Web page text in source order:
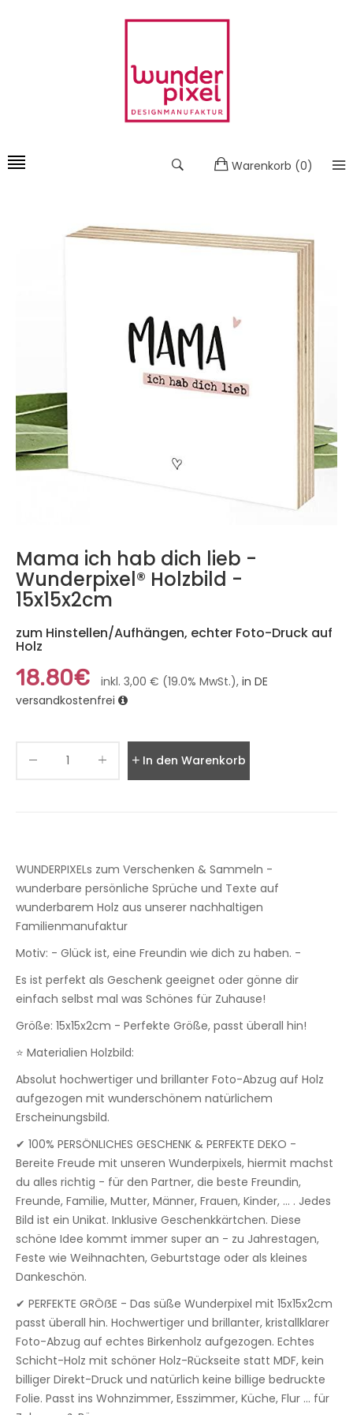
Warenkorb (0)
Mama ich hab dich lieb -
Wunderpixel® Holzbild -
15x15x2cm
zum Hinstellen/Aufhängen, echter Foto-Druck auf
Holz
18.80€ inkl. 3,00 € (19.0% MwSt.), in DE
versandkostenfrei
In den Warenkorb legen
WUNDERPIXELs zum Verschenken & Sammeln -
wunderbare persönliche Sprüche und Texte auf
wunderbarem Holz aus unserer nachhaltigen
Familienmanufaktur
Motiv: - Glück ist, eine Freundin wie dich zu haben. -
Es ist perfekt als Geschenk geeignet oder gönne dir
einfach selbst mal was Schönes für Zuhause!
Größe: 15x15x2cm - Perfekte Größe, passt überall hin!
⭐ Materialien Holzbild:
Absolut hochwertiger und brillanter Foto-Abzug auf Holz
aufgezogen mit wunderschönem natürlichem
Erscheinungsbild.
✔ 100% PERSÖNLICHES GESCHENK & PERFEKTE DEKO -
Bereite Freude mit unseren Wunderpixels, hiermit machst
du alles richtig - für den Partner, die beste Freundin,
Freunde, Familie, Mutter, Männer, Frauen, Kinder, ... . Jedes
Bild ist ein Unikat. Inklusive Geschenkkärtchen. Diese
schöne Idee kommt immer super an - zu Jahrestagen,
Feste wie Weihnachten, Geburtstage oder als kleines
Dankeschön.
✔ PERFEKTE GRÖẞE - Das süße Wunderpixel mit 15x15x2cm
passt überall hin. Hochwertiger und brillanter, kristallklarer
Foto-Abzug auf echtes Birkenholz aufgezogen. Echtes
Schicht-Holz mit schöner Holz-Rückseite statt MDF, kein
billiger Direkt-Druck und natürlich keine billige bedruckte
Folie. Passt ins Wohnzimmer, Esszimmer, Küche, Flur ... für